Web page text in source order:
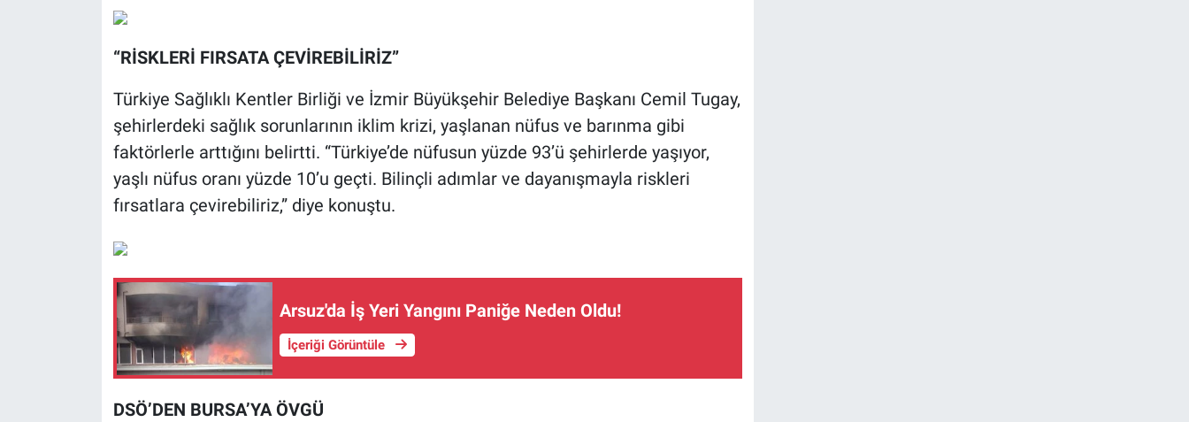
“RİSKLERİ FIRSATA ÇEVİREBİLİRİZ”
Türkiye Sağlıklı Kentler Birliği ve İzmir Büyükşehir Belediye Başkanı Cemil Tugay,
şehirlerdeki sağlık sorunlarının iklim krizi, yaşlanan nüfus ve barınma gibi
faktörlerle arttığını belirtti. “Türkiye’de nüfusun yüzde 93’ü şehirlerde yaşıyor,
yaşlı nüfus oranı yüzde 10’u geçti. Bilinçli adımlar ve dayanışmayla riskleri
fırsatlara çevirebiliriz,” diye konuştu.
Arsuz'da İş Yeri Yangını Paniğe Neden Oldu!
İçeriği Görüntüle
DSÖ’DEN BURSA’YA ÖVGÜ